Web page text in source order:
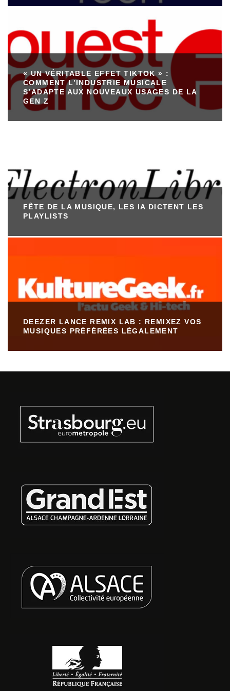
« UN VÉRITABLE EFFET TIKTOK » :
COMMENT L’INDUSTRIE MUSICALE
S’ADAPTE AUX NOUVEAUX USAGES DE LA
GEN Z
FÊTE DE LA MUSIQUE, LES IA DICTENT LES
PLAYLISTS
DEEZER LANCE REMIX LAB : REMIXEZ VOS
MUSIQUES PRÉFÉRÉES LÉGALEMENT